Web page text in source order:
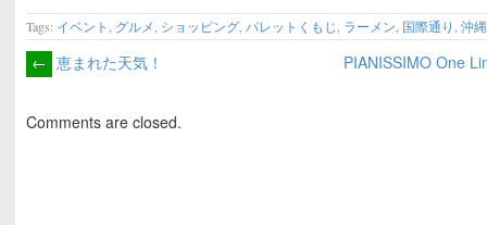
Tags: イベント グルメ ショッピング パレットくもじ ラーメン 国際通り ,沖
← 恵まれた天気！ PIANISSIMO One
Comments are closed.